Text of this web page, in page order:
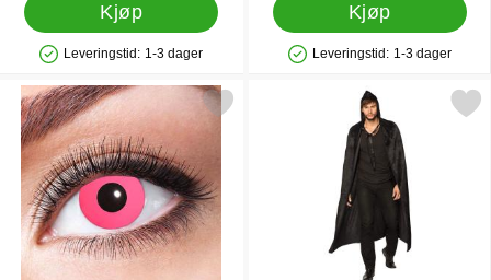
Kjøp
Produkttilgjengelighet: På lager
Leveringstid: 1-3 dager
Kjøp
Produkttilgjengelighet: På lager
Leveringstid: 1-3 dager
Merk fargelinser Sorceress som favorittMerk svart Kappe